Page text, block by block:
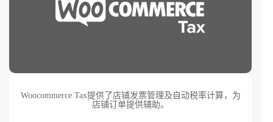
Woocommerce Tax提供了店铺发票管理及自动税率计算，为
店铺订单提供辅助。